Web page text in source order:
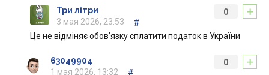
+
0
Три літри
3 мая 2026, 23:53
#
Це не відміняє обов’язку сплатити податок в України
+
0
63049904
1 мая 2026, 13:32